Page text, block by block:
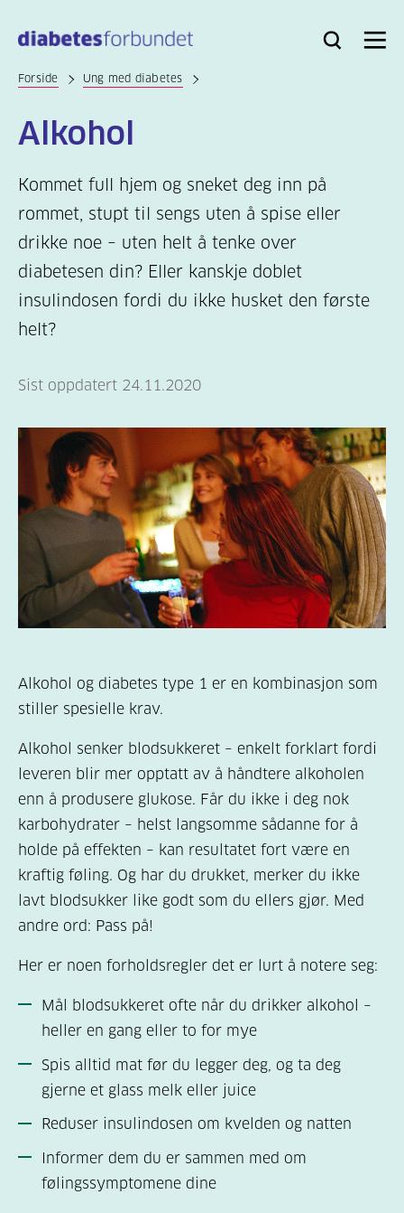
hovedinnhold
Bli
Logg
Søk Meny
Forside Ung med diabetes
Alkohol
Kommet full hjem og sneket deg inn på
rommet, stupt til sengs uten å spise eller
drikke noe – uten helt å tenke over
diabetesen din? Eller kanskje doblet
insulindosen fordi du ikke husket den første
helt?
Sist oppdatert 24.11.2020
Alkohol og diabetes type 1 er en kombinasjon som
stiller spesielle krav.
Alkohol senker blodsukkeret – enkelt forklart fordi
leveren blir mer opptatt av å håndtere alkoholen
enn å produsere glukose. Får du ikke i deg nok
karbohydrater – helst langsomme sådanne for å
holde på effekten – kan resultatet fort være en
kraftig føling. Og har du drukket, merker du ikke
lavt blodsukker like godt som du ellers gjør. Med
andre ord: Pass på!
Her er noen forholdsregler det er lurt å notere seg:
Mål blodsukkeret ofte når du drikker alkohol –
heller en gang eller to for mye
Spis alltid mat før du legger deg, og ta deg
gjerne et glass melk eller juice
Reduser insulindosen om kvelden og natten
Informer dem du er sammen med om
følingssymptomene dine